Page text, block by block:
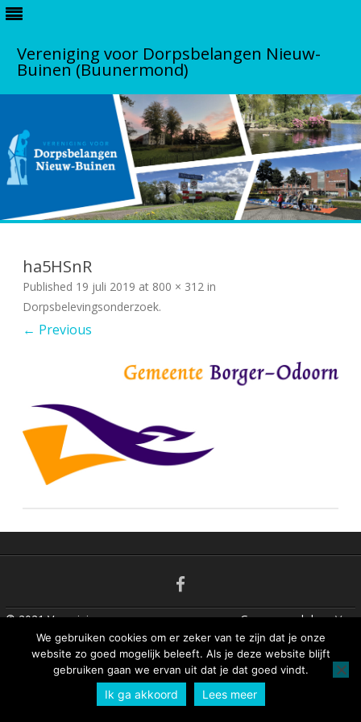
Vereniging voor Dorpsbelangen Nieuw-
Buinen (Buunermond)
o
n
t
ha5HSnR
Published 19 juli 2019 at 800 × 312 in
Dorpsbelevingsonderzoek.
← Previous
© 2021 Vereniging
voor Dorpsbelangen
Nieuw Buinen
Gesponsord doorVos
Systems
We gebruiken cookies om er zeker van te zijn dat je onze
website zo goed mogelijk beleeft. Als je deze website blijft
gebruiken gaan we ervan uit dat je dat goed vindt.
Ik ga akkoord Lees meer